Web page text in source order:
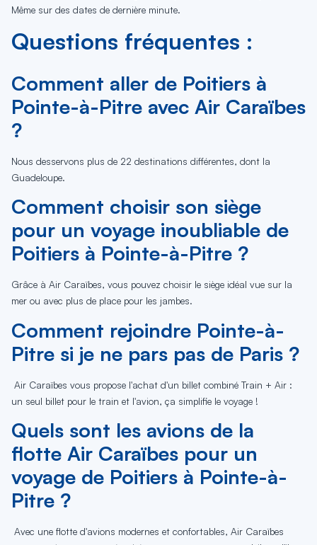
Même sur des dates de dernière minute.
Questions fréquentes :
Comment aller de Poitiers à
Pointe-à-Pitre avec Air Caraïbes
?
Nous desservons plus de 22 destinations différentes, dont la
Guadeloupe.
Comment choisir son siège
pour un voyage inoubliable de
Poitiers à Pointe-à-Pitre ?
Grâce à Air Caraïbes, vous pouvez choisir le siège idéal vue sur la
mer ou avec plus de place pour les jambes.
Comment rejoindre Pointe-à-
Pitre si je ne pars pas de Paris ?
Air Caraïbes vous propose l'achat d'un billet combiné Train + Air :
un seul billet pour le train et l'avion, ça simplifie le voyage !
Quels sont les avions de la
flotte Air Caraïbes pour un
voyage de Poitiers à Pointe-à-
Pitre ?
Avec une flotte d'avions modernes et confortables, Air Caraïbes